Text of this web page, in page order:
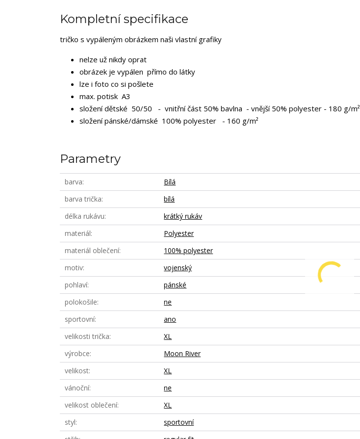
Kompletní specifikace
tričko s vypáleným obrázkem naši vlastní grafiky
nelze už nikdy oprat
obrázek je vypálen přímo do látky
lze i foto co si pošlete
max. potisk A3
složení dětské 50/50 - vnitřní část 50% bavlna - vnější 50% polyester - 180 g/m²
složení pánské/dámské 100% polyester - 160 g/m²
Parametry
barva
Bílá
barva trička
bílá
délka rukávu
krátký rukáv
materiál
Polyester
materiál oblečení
100% polyester
motiv
vojenský
pohlaví
pánské
polokošile
ne
sportovní
ano
velikosti trička
XL
výrobce
Moon River
velikost
XL
vánoční
ne
velikost oblečení
XL
styl
sportovní